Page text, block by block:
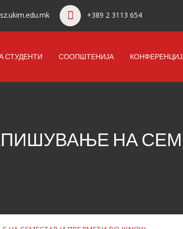
+389 2 3113 654
СТУДЕНТИ СООПШТЕНИЈА
НА